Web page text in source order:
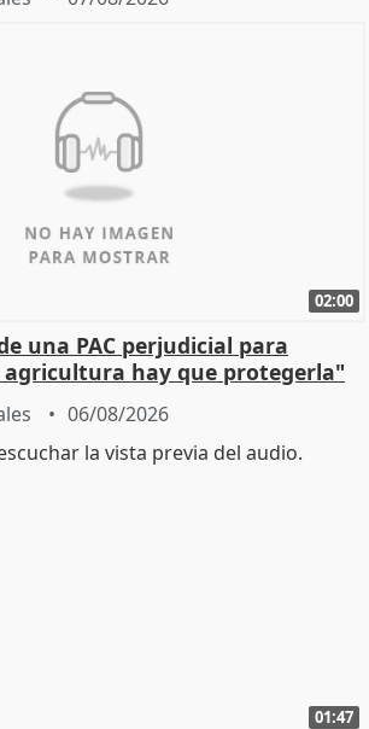
02:00
una PAC perjudicial para
agricultura hay que protegerla"
06/08/2026
01:47